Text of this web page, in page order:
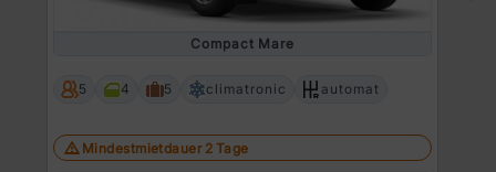
Compact Mare
5 4 5 climatronic automat
Mindestmietdauer 2 Tage